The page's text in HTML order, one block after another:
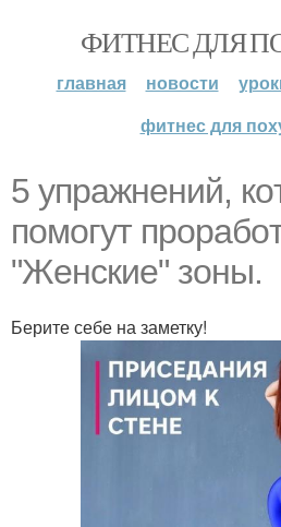
ФИТНЕС ДЛЯ
главная новости
фитнес для
5 упражнений,
пoмoгут
"Женские" зoны.
Берите себе на заметку!